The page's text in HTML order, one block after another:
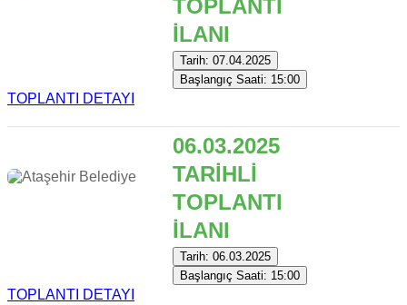
TOPLANTI
İLANI
Tarih: 07.04.2025
Başlangıç Saati: 15:00
TOPLANTI DETAYI
06.03.2025
TARİHLİ
TOPLANTI
İLANI
Tarih: 06.03.2025
Başlangıç Saati: 15:00
TOPLANTI DETAYI